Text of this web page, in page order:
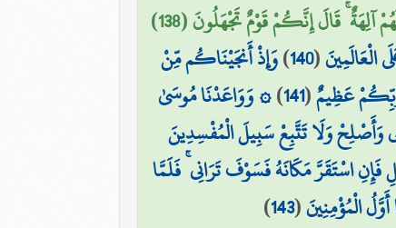
قَالَ إِنَّكُمْ قَوْمٌ تَجْهَلُونَ (138)
(
140
)وَإِذْ أَنجَيْنَاكُم مِّنْ
عَظِيمٌ(
141
)۞ وَوَاعَدْنَا مُوسَىٰ
وَأَصْلِحْ وَلَا تَتَّبِعْ سَبِيلَ الْمُفْسِدِينَ
فَإِنِ اسْتَقَرَّ مَكَانَهُ فَسَوْفَ تَرَانِي ۚ فَلَمَّا
الْمُؤْمِنِينَ(
143
)